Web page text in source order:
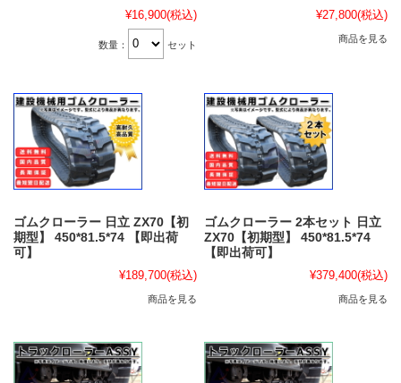
¥16,900(税込)
数量： セット
¥27,800(税込)
商品を見る
ゴムクローラー 日立 ZX70【初
期型】 450*81.5*74 【即出荷
可】
¥189,700(税込)
商品を見る
ゴムクローラー 2本セット 日立
ZX70【初期型】 450*81.5*74
【即出荷可】
¥379,400(税込)
商品を見る